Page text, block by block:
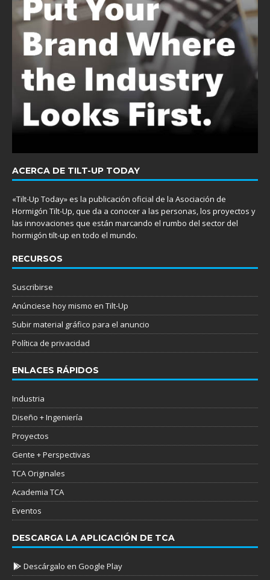
ACERCA DE TILT-UP TODAY
«Tilt-Up Today» es la publicación oficial de la Asociación de
Hormigón Tilt-Up, que da a conocer a las personas, los proyectos y
las innovaciones que están marcando el rumbo del sector del
hormigón tilt-up en todo el mundo.
RECURSOS
Suscribirse
Anúnciese hoy mismo en Tilt-Up
Subir material gráfico para el anuncio
Política de privacidad
ENLACES RÁPIDOS
Industria
Diseño + Ingeniería
Proyectos
Gente + Perspectivas
TCA Originales
Academia TCA
Eventos
DESCARGA LA APLICACIÓN DE TCA
Descárgalo en Google Play